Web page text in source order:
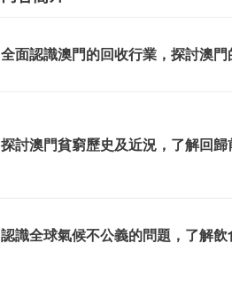
全面認識澳門的回收行業，探討澳
探討澳門貧窮歷史及近況，了解回
認識全球氣候不公義的問題，了解